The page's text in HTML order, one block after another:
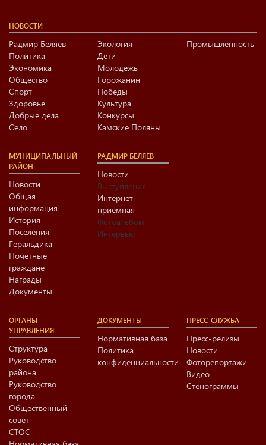
НОВОСТИ
Радмир Беляев
Политика
Экономика
Общество
Спорт
Здоровье
Добрые дела
Село
Экология
Дети
Молодежь
Горожанин
Победы
Культура
Конкурсы
Камские Поляны
Промышленность
МУНИЦИПАЛЬНЫЙ
РАЙОН
Новости
Общая
информация
История
Поселения
Геральдика
Почетные
граждане
Награды
Документы
РАДМИР БЕЛЯЕВ
Новости
Выступления
Интернет-
приёмная
Фотоальбом
Интервью
ОРГАНЫ
УПРАВЛЕНИЯ
Структура
Руководство
района
Руководство
города
Общественный
совет
СТОС
ДОКУМЕНТЫ
Нормативная база
Политика
конфиденциальности
ПРЕСС-СЛУЖБА
Пресс-релизы
Новости
Фоторепортажи
Видео
Стенограммы